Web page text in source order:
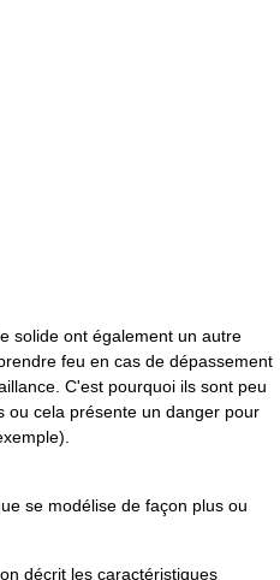
solide ont également un autre
feu en cas de dépassement
C'est pourquoi ils sont peu
ou cela présente un danger pour
se modélise de façon plus ou
décrit les caractéristiques